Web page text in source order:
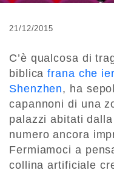
21/12/2015
C’è qualcosa di
biblicafrana che
Shenzhen, ha
capannoni di una
palazzi abitati
numero ancora
Fermiamoci a
collina artificiale